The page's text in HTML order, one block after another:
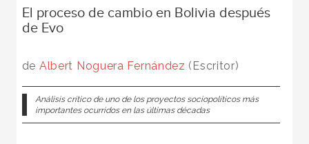
El proceso de cambio en Bolivia después
de Evo
de Albert Noguera Fernández (Escritor)
Análisis crítico de uno de los proyectos sociopolíticos más
importantes ocurridos en las últimas décadas